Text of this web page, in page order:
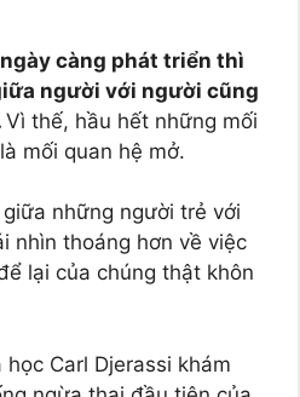
càng phát triển thì
người với người cũng
Vì thế, hầu hết những mối
mối quan hệ mở.
những người trẻ với
nhìn thoáng hơn về việc
lại của chúng thật khôn
Carl Djerassi khám